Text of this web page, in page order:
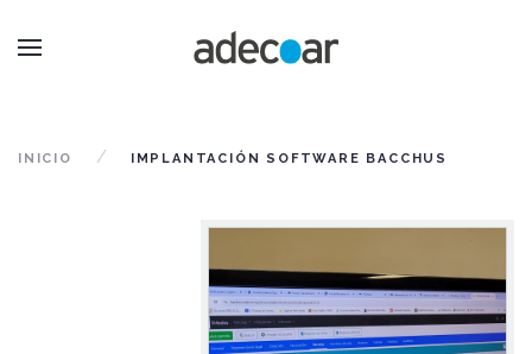
INICIO IMPLANTACIÓN SOFTWARE BACCHUS